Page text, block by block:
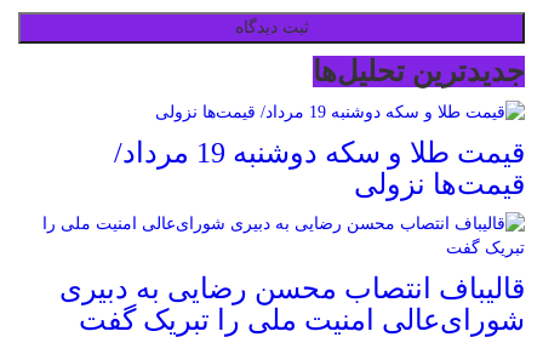
جدیدترین تحلیل‌ها
قیمت طلا و سکه دوشنبه 19 مرداد/
قیمت‌ها نزولی
قالیباف انتصاب محسن رضایی به دبیری
شورای‌عالی امنیت ملی را تبریک گفت